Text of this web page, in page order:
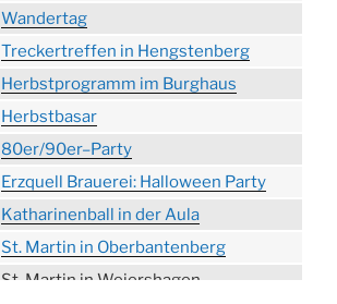
Wandertag
Treckertreffen in Hengstenberg
Herbstprogramm im Burghaus
Herbstbasar
80er/90er–Party
Erzquell Brauerei: Halloween Party
Katharinenball in der Aula
St. Martin in Oberbantenberg
St. Martin in Weiershagen